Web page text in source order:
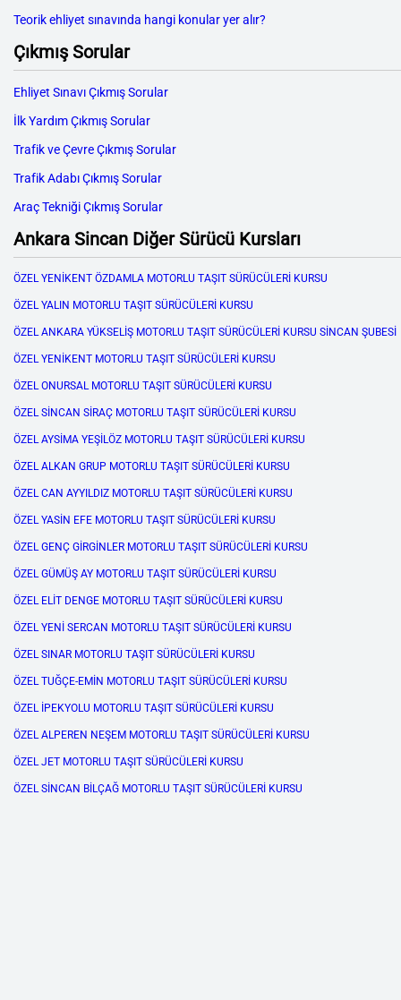
Teorik ehliyet sınavında hangi konular yer alır?
Çıkmış Sorular
Ehliyet Sınavı Çıkmış Sorular
İlk Yardım Çıkmış Sorular
Trafik ve Çevre Çıkmış Sorular
Trafik Adabı Çıkmış Sorular
Araç Tekniği Çıkmış Sorular
Ankara Sincan Diğer Sürücü Kursları
ÖZEL YENİKENT ÖZDAMLA MOTORLU TAŞIT SÜRÜCÜLERİ KURSU
ÖZEL YALIN MOTORLU TAŞIT SÜRÜCÜLERİ KURSU
ÖZEL ANKARA YÜKSELİŞ MOTORLU TAŞIT SÜRÜCÜLERİ KURSU SİNCAN ŞUBESİ
ÖZEL YENİKENT MOTORLU TAŞIT SÜRÜCÜLERİ KURSU
ÖZEL ONURSAL MOTORLU TAŞIT SÜRÜCÜLERİ KURSU
ÖZEL SİNCAN SİRAÇ MOTORLU TAŞIT SÜRÜCÜLERİ KURSU
ÖZEL AYSİMA YEŞİLÖZ MOTORLU TAŞIT SÜRÜCÜLERİ KURSU
ÖZEL ALKAN GRUP MOTORLU TAŞIT SÜRÜCÜLERİ KURSU
ÖZEL CAN AYYILDIZ MOTORLU TAŞIT SÜRÜCÜLERİ KURSU
ÖZEL YASİN EFE MOTORLU TAŞIT SÜRÜCÜLERİ KURSU
ÖZEL GENÇ GİRGİNLER MOTORLU TAŞIT SÜRÜCÜLERİ KURSU
ÖZEL GÜMÜŞ AY MOTORLU TAŞIT SÜRÜCÜLERİ KURSU
ÖZEL ELİT DENGE MOTORLU TAŞIT SÜRÜCÜLERİ KURSU
ÖZEL YENİ SERCAN MOTORLU TAŞIT SÜRÜCÜLERİ KURSU
ÖZEL SINAR MOTORLU TAŞIT SÜRÜCÜLERİ KURSU
ÖZEL TUĞÇE-EMİN MOTORLU TAŞIT SÜRÜCÜLERİ KURSU
ÖZEL İPEKYOLU MOTORLU TAŞIT SÜRÜCÜLERİ KURSU
ÖZEL ALPEREN NEŞEM MOTORLU TAŞIT SÜRÜCÜLERİ KURSU
ÖZEL JET MOTORLU TAŞIT SÜRÜCÜLERİ KURSU
ÖZEL SİNCAN BİLÇAĞ MOTORLU TAŞIT SÜRÜCÜLERİ KURSU